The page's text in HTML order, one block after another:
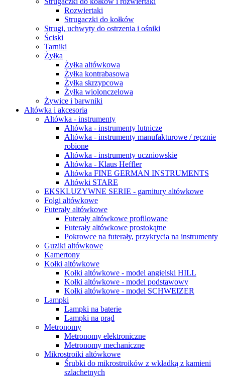
Rozwiertaki
Strugaczki do kołków
Strugi, uchwyty do ostrzenia i ośniki
Ściski
Tarniki
Żyłka
Żyłka altówkowa
Żyłka kontrabasowa
Żyłka skrzypcowa
Żyłka wiolonczelowa
Żywice i barwniki
Altówka i akcesoria
Altówka - instrumenty
Altówka - instrumenty lutnicze
Altówka - instrumenty manufakturowe / ręcznie
robione
Altówka - instrumenty uczniowskie
Altówka - Klaus Heffler
Altówka FINE GERMAN INSTRUMENTS
Altówki STARE
EKSKLUZYWNE SERIE - garnitury altówkowe
Folgi altówkowe
Futerały altówkowe
Futerały altówkowe profilowane
Futerały altówkowe prostokątne
Pokrowce na futerały, przykrycia na instrumenty
Guziki altówkowe
Kamertony
Kołki altówkowe
Kołki altówkowe - model angielski HILL
Kołki altówkowe - model podstawowy
Kołki altówkowe - model SCHWEIZER
Lampki
Lampki na baterie
Lampki na prąd
Metronomy
Metronomy elektroniczne
Metronomy mechaniczne
Mikrostroiki altówkowe
Śrubki do mikrostroików z wkładką z kamieni
szlachetnych